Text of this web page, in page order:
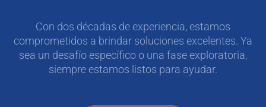
Con dos décadas de experiencia, estamos
comprometidos a brindar soluciones excelentes. Ya
sea un desafío específico o una fase exploratoria,
siempre estamos listos para ayudar.